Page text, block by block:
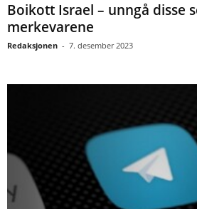
Boikott Israel – unngå disse
merkevarene
Redaksjonen - 7. desember 2023